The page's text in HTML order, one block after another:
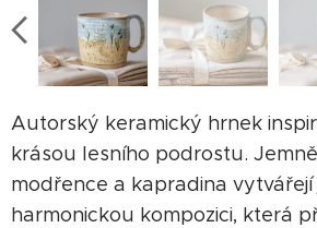
Autorský keramický hrnek
krásou lesního podrostu.
modřence a kapradina
harmonickou kompozici, která